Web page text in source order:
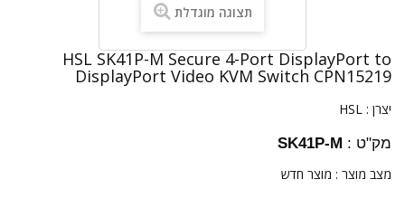
תצוגה מוגדלת
HSL SK41P-M Secure 4-Port DisplayPort to
DisplayPort Video KVM Switch CPN15219
יצרן : HSL
מק"ט : SK41P-M
מצב מוצר : מוצר חדש